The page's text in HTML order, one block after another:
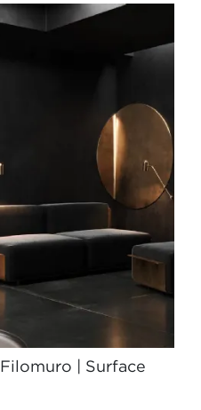
| Surface